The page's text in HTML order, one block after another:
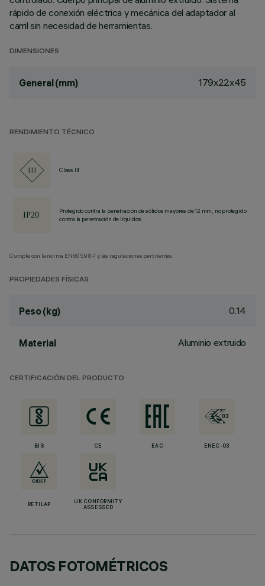
rápido de conexión eléctrica y mecánica del adaptador al
carril sin necesidad de herramientas.
DIMENSIONES
General (mm) 179x22x45
RENDIMIENTO TÉCNICO
Class III
Protegido contra la penetración de sólidos mayores de 12 mm, no protegido
contra la penetración de líquidos.
Cumple con la norma EN60598-1 y las regulaciones pertinentes.
PROPIEDADES FÍSICAS
Peso (kg) 0.14
Material Aluminio extruido
CERTIFICACIÓN DEL PRODUCTO
BIS CE EAC ENEC-03
RETILAP
UK CONFORMITY
ASSESSED
DATOS FOTOMÉTRICOS